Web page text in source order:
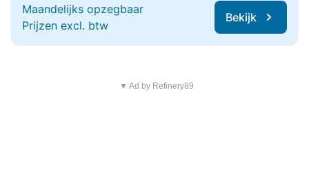
Maandelijks opzegbaar
Prijzen excl. btw
Bekijk
▼ Ad by Refinery89